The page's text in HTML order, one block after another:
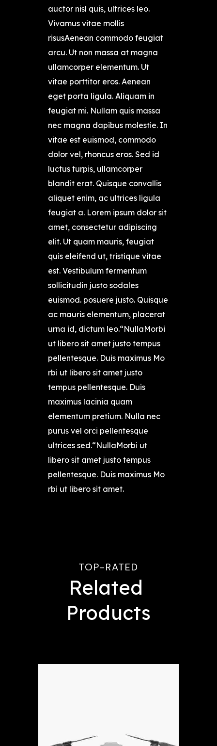
auctor nisl quis, ultrices leo.
Vivamus vitae mollis
risusAenean commodo feugiat
arcu. Ut non massa at magna
ullamcorper elementum. Ut
vitae porttitor eros. Aenean
eget porta ligula. Aliquam in
feugiat mi. Nullam quis massa
nec magna dapibus molestie. In
vitae est euismod, commodo
dolor vel, rhoncus eros. Sed id
luctus turpis, ullamcorper
blandit erat. Quisque convallis
aliquet enim, ac ultrices ligula
feugiat a. Lorem ipsum dolor sit
amet, consectetur adipiscing
elit. Ut quam mauris, feugiat
quis eleifend ut, tristique vitae
est. Vestibulum fermentum
sollicitudin justo sodales
euismod. posuere justo. Quisque
ac mauris elementum, placerat
urna id, dictum leo.“NullaMorbi
ut libero sit amet justo tempus
pellentesque. Duis maximus Mo
rbi ut libero sit amet justo
tempus pellentesque. Duis
maximus lacinia quam
elementum pretium. Nulla nec
purus vel orci pellentesque
ultrices sed.“NullaMorbi ut
libero sit amet justo tempus
pellentesque. Duis maximus Mo
rbi ut libero sit amet.
TOP-RATED
Related
Products